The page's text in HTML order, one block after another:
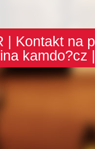
| Kontakt na
kamdo?cz |